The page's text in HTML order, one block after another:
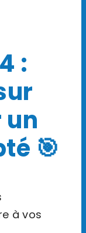
:
un
🎯
à vos